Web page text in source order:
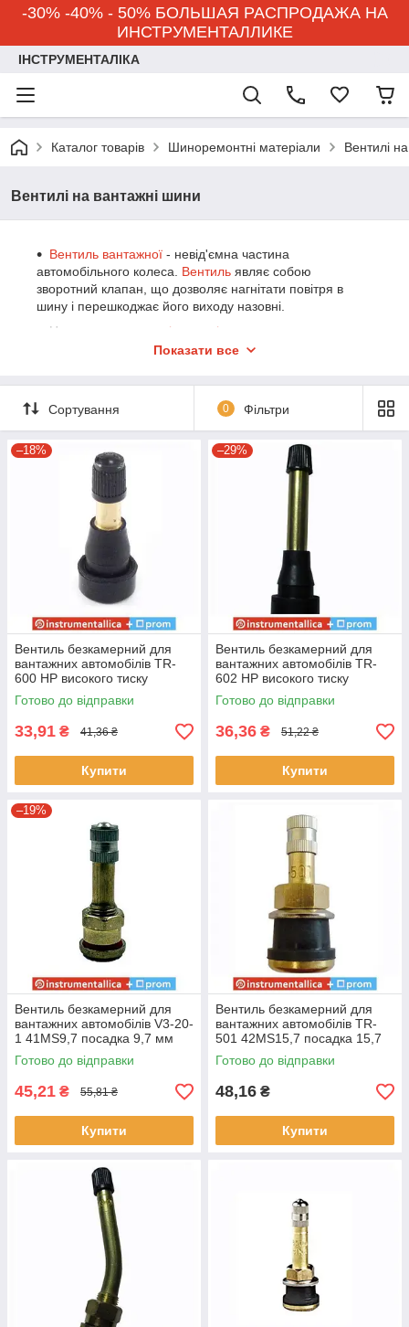
-30% -40% - 50% БОЛЬШАЯ РАСПРОДАЖА НА
ИНСТРУМЕНТАЛЛИКЕ
ІНСТРУМЕНТАЛІКА
Каталог товарів Шиноремонтні матеріали Вентилі
Вентилі на вантажні шини
Вентиль вантажної - невід'ємна частина
автомобільного колеса. Вентиль являє собою
зворотний клапан, що дозволяє нагнітати повітря в
шину і перешкоджає його виходу назовні.
Назва, тип,
вантажні вентилі
декількома стандартами: TR, ETRTO, MS, каталожний
Вентиль дуже часто називають:вентилі для
безкамерних шин, вентиль для безкамерних шин,
вентиль металевий для безкамерних вантажних
коліс, наконечник безкамерної шини, клапан
покришки, вентиль підкачки шин, безкамерних, сосок
Застосовується на шиномонтажі, для ремонту
безкамерних коліс вантажних автомобілів, автобусів,
тракторів і спецтехніки. Застосовуються яквитратні
матеріали шиномонтажу
, на автосервісах і станціях
технічного обслуговування як
матеріали для
шиномонтажа, при ремонту камер і шин, спільно з
інструментами для автосервісу
для автомагазинів,
шиномонтажний інструмент
Показати все
Сортування 0 Фільтри
–18%
Вентиль безкамерний для
вантажних автомобілів TR-
600 HP високого тиску
посадка 11,3 мм довжина 43
мм
Готово до відправки
33,91 ₴ 41,36 ₴
Купити
–29%
Вентиль безкамерний для
вантажних автомобілів TR-
602 HP високого тиску
посадка 11,3 мм довжина 61
мм
Готово до відправки
36,36 ₴ 51,22 ₴
Купити
–19%
Вентиль безкамерний для
вантажних автомобілів V3-20-
1 41MS9,7 посадка 9,7 мм
довжина 41 мм
Готово до відправки
45,21 ₴ 55,81 ₴
Купити
Вентиль безкамерний для
вантажних автомобілів TR-
501 42MS15,7 посадка 15,7
мм довжина 42 мм
Готово до відправки
48,16 ₴
Купити